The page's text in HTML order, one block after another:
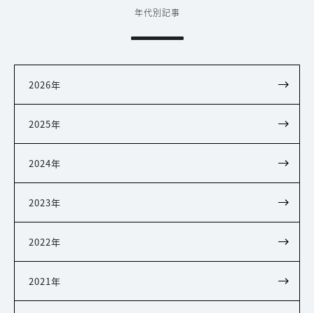
年代別記事
2026年
2025年
2024年
2023年
2022年
2021年